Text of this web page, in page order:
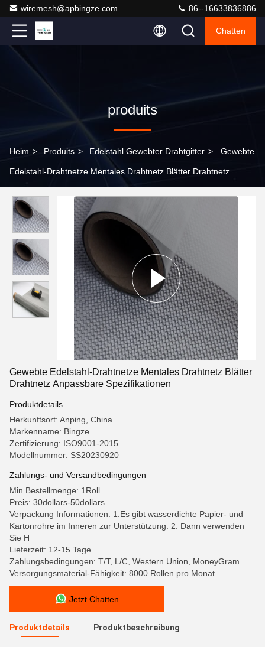
wiremesh@apbingze.com 86--16633836886
Chatten
produits
Heim > Produits > Edelstahl Gewebter Drahtgitter > Gewebte
Edelstahl-Drahtnetze Mentales Drahtnetz Blätter Drahtnetz
Gewebte Edelstahl-Drahtnetze Mentales Drahtnetz Blätter
Drahtnetz Anpassbare Spezifikationen
Produktdetails
Herkunftsort: Anping, China
Markenname: Bingze
Zertifizierung: ISO9001-2015
Modellnummer: SS20230920
Zahlungs- und Versandbedingungen
Min Bestellmenge: 1Roll
Preis: 30dollars-50dollars
Verpackung Informationen: 1.Es gibt wasserdichte Papier- und
Kartonrohre im Inneren zur Unterstützung. 2. Dann verwenden
Sie H
Lieferzeit: 12-15 Tage
Zahlungsbedingungen: T/T, L/C, Western Union, MoneyGram
Versorgungsmaterial-Fähigkeit: 8000 Rollen pro Monat
Jetzt Chatten
Produktdetails Produktbeschreibung